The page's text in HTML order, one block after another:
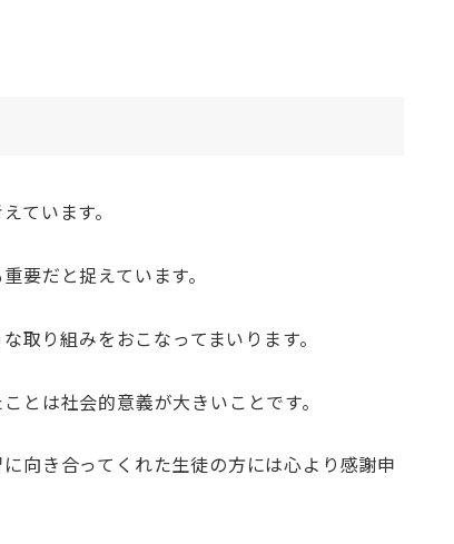
ています。
要だと捉えています。
取り組みをおこなってまいります。
とは社会的意義が大きいことです。
向き合ってくれた生徒の方には心より感謝申